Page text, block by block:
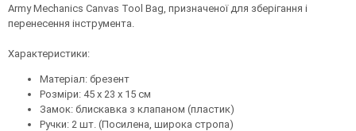
Army Mechanics Canvas Tool Bag, призначеної для зберігання і
перенесення інструмента.
Характеристики:
Матеріал: брезент
Розміри: 45 х 23 х 15 см
Замок: блискавка з клапаном (пластик)
Ручки: 2 шт. (Посилена, широка стропа)